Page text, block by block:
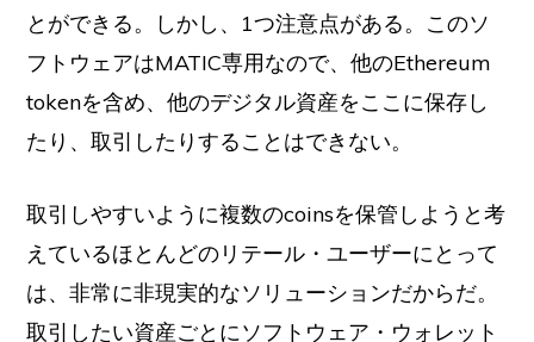
とができる。しかし、1つ注意点がある。このソ
フトウェアはMATIC専用なので、他のEthereum
tokenを含め、他のデジタル資産をここに保存し
たり、取引したりすることはできない。
取引しやすいように複数のcoinsを保管しようと考
えているほとんどのリテール・ユーザーにとって
は、非常に非現実的なソリューションだからだ。
取引したい資産ごとにソフトウェア・ウォレット